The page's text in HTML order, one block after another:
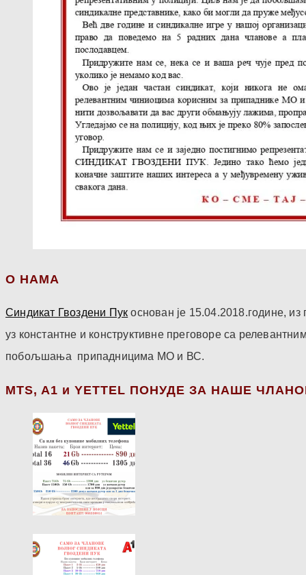
О НАМА
Синдикат Гвоздени Пук основан је 15.04.2018.године,
уз константне и конструктивне преговоре са
побољшања припадницима МО и ВС.
МТS, A1 и YETTEL ПОНУДЕ ЗА НАШЕ